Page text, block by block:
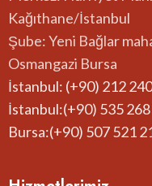
Kağıthane/İstanbul
Şube: Yeni Bağlar
Osmangazi Bursa
İstanbul: (+90) 212
İstanbul:(+90) 535
Bursa:(+90) 507 521